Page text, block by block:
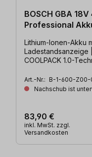
BOSCH GBA 18V
Professional
Lithium-Ionen-Akku
Ladestandsanzeige
COOLPACK 1.0-
Art.-Nr.: B-1-600-Z00-
Nachschub ist
83,90 €
inkl. MwSt. zzgl.
Versandkosten